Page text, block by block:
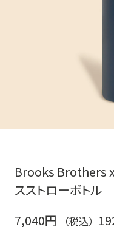
Brooks Brothers
スストローボト
7,040円
（税込）